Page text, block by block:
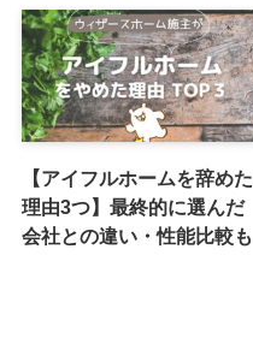
【アイフルホームを辞めた
理由3つ】最終的に選んだ
会社との違い・性能比較も